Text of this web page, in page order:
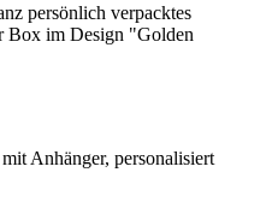
persönlich verpacktes
Box im Design "Golden
Anhänger, personalisiert